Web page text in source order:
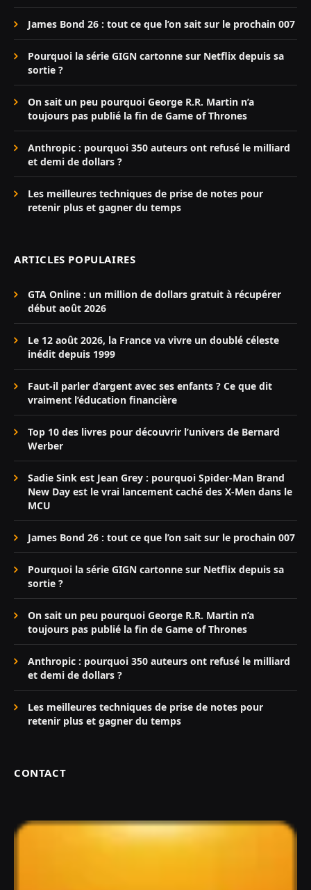
James Bond 26 : tout ce que l’on sait sur le prochain 007
Pourquoi la série GIGN cartonne sur Netflix depuis sa
sortie ?
On sait un peu pourquoi George R.R. Martin n’a
toujours pas publié la fin de Game of Thrones
Anthropic : pourquoi 350 auteurs ont refusé le milliard
et demi de dollars ?
Les meilleures techniques de prise de notes pour
retenir plus et gagner du temps
ARTICLES POPULAIRES
GTA Online : un million de dollars gratuit à récupérer
début août 2026
Le 12 août 2026, la France va vivre un doublé céleste
inédit depuis 1999
Faut-il parler d’argent avec ses enfants ? Ce que dit
vraiment l’éducation financière
Top 10 des livres pour découvrir l’univers de Bernard
Werber
Sadie Sink est Jean Grey : pourquoi Spider-Man Brand
New Day est le vrai lancement caché des X-Men dans le
MCU
James Bond 26 : tout ce que l’on sait sur le prochain 007
Pourquoi la série GIGN cartonne sur Netflix depuis sa
sortie ?
On sait un peu pourquoi George R.R. Martin n’a
toujours pas publié la fin de Game of Thrones
Anthropic : pourquoi 350 auteurs ont refusé le milliard
et demi de dollars ?
Les meilleures techniques de prise de notes pour
retenir plus et gagner du temps
CONTACT